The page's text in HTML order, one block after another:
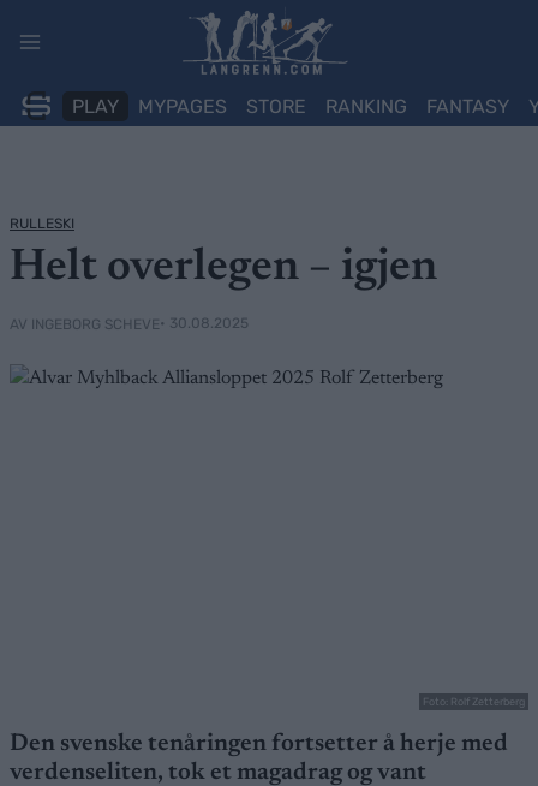
PLAY MYPAGES STORE RANKING FANTASY
RULLESKI
Helt overlegen – igjen
AV INGEBORG SCHEVE• 30.08.2025
Foto: Rolf Zetterberg
Den svenske tenåringen fortsetter å herje med
verdenseliten, tok et magadrag og vant